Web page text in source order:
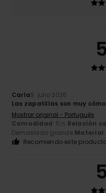
Carla9. julio 2026
Las zapatillas son muy
Mostrar original - Português
Comodidad: 5/5 Relación
Demasiado grande Material
Recomiendo este